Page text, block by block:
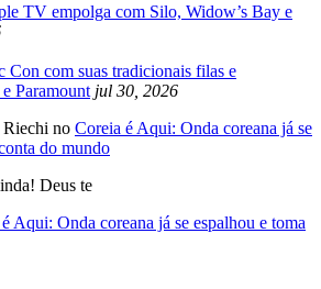
TV empolga com Silo, Widow’s Bay e
Con com suas tradicionais filas e
Paramount jul 30, 2026
Riechi no Coreia é Aqui: Onda coreana já se
do mundo
Deus te
Aqui: Onda coreana já se espalhou e toma